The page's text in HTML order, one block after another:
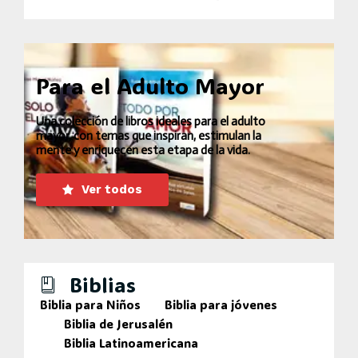
Para el Adulto Mayor
Una colección de libros ideales para el adulto
mayor, con temas que inspiran, estimulan la
mente y enriquecen esta etapa de la vida.
Ver todos
Biblias
Biblia para Niños
Biblia para jóvenes
Biblia de Jerusalén
Biblia Latinoamericana